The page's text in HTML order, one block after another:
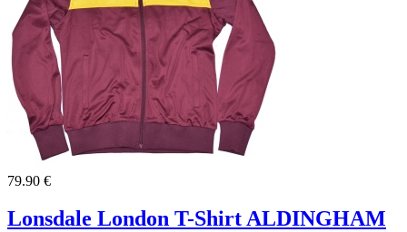
79.90 €
Lonsdale London T-Shirt ALDINGHAM